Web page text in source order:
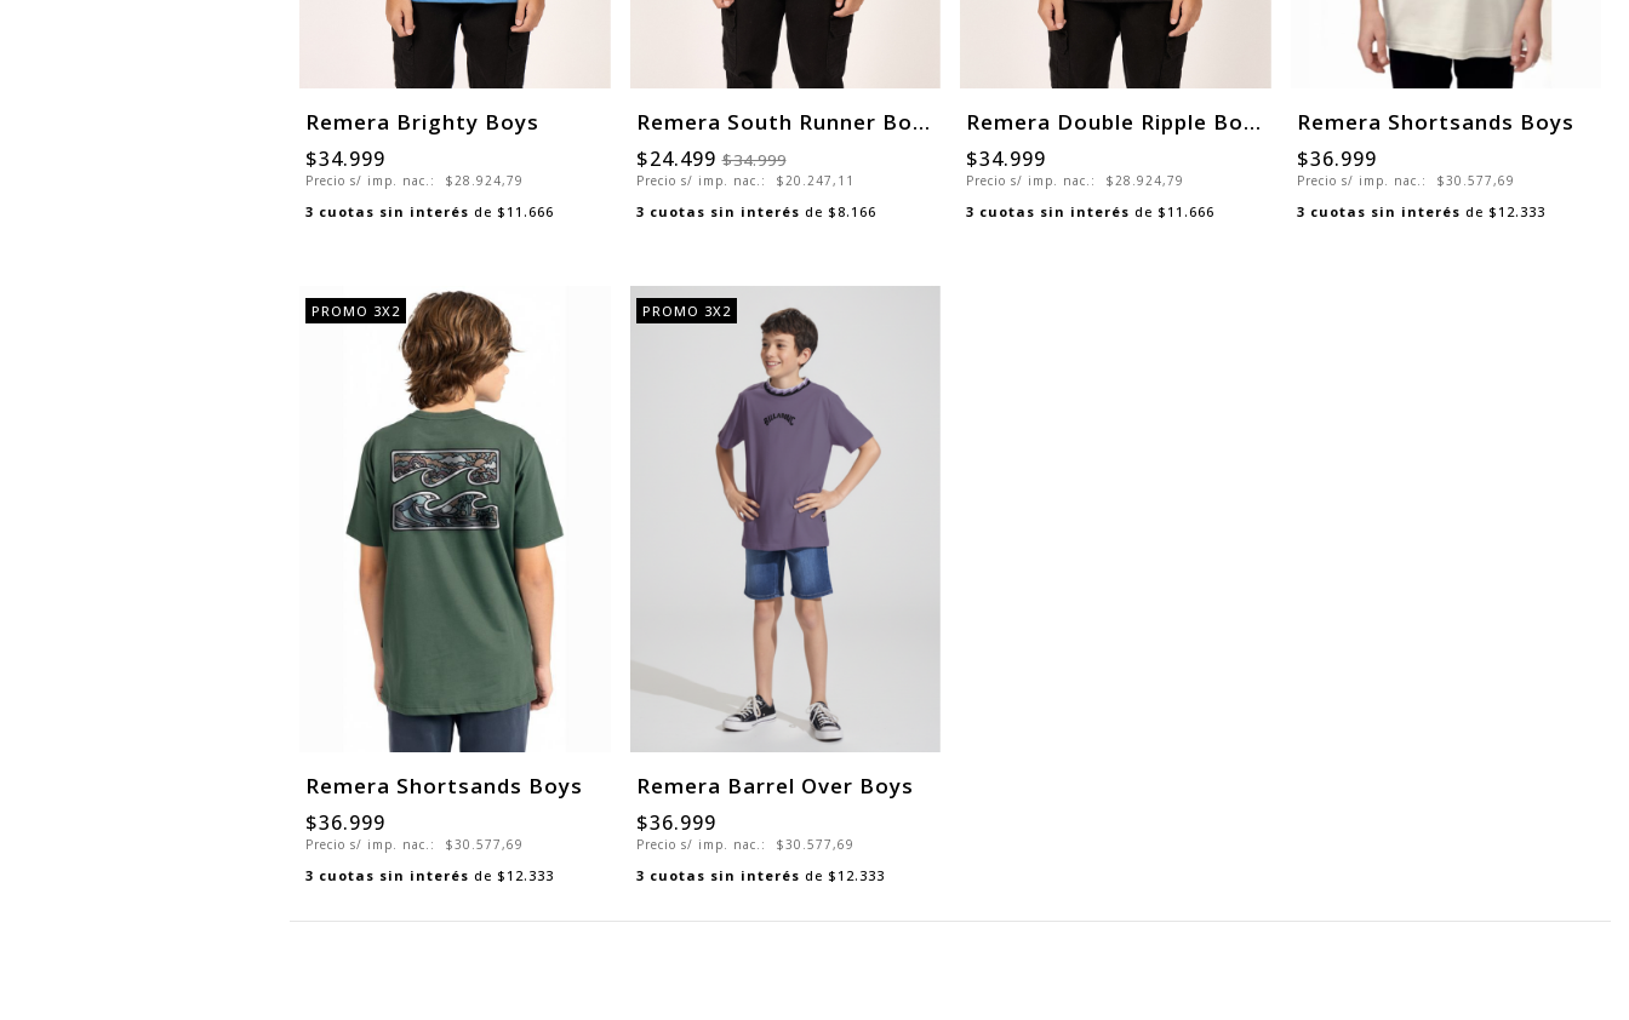
Remera Brighty Boys
$34.999
Precio s/ imp. nac.: $28.924,79
3 cuotas sin interés de $11.666
Remera South Runner Boys
$24.499$34.999
Precio s/ imp. nac.: $20.247,11
3 cuotas sin interés de $8.166
Remera Double Ripple Boys
$34.999
Precio s/ imp. nac.: $28.924,79
3 cuotas sin interés de $11.666
Remera Shortsands Boys
$36.999
Precio s/ imp. nac.: $30.577,69
3 cuotas sin interés de $12.333
PROMO 3X2
Remera Shortsands Boys
$36.999
Precio s/ imp. nac.: $30.577,69
3 cuotas sin interés de $12.333
PROMO 3X2
Remera Barrel Over Boys
$36.999
Precio s/ imp. nac.: $30.577,69
3 cuotas sin interés de $12.333